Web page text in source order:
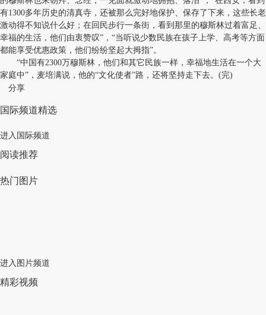
有1300多年历史的清真寺，还被那么完好地保护、保存了下来，这些长老
激动得不知说什么好；在回民步行一条街，看到那里的穆斯林过着富足、
幸福的生活，他们由衷赞叹”，“当听说少数民族在孩子上学、高考等方面
都能享受优惠政策，他们纷纷坚起大拇指”。
“中国有2300万穆斯林，他们和其它民族一样，幸福地生活在一个大
家庭中”，麦培满说，他的“文化使者”路，还将坚持走下去。(完)
分享
国际频道精选
进入国际频道
阅读推荐
热门图片
进入图片频道
精彩视频